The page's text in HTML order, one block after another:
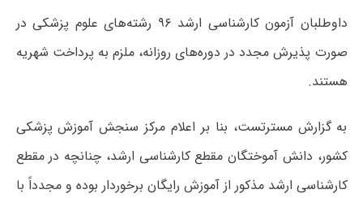
داوطلبان آزمون کارشناسی ارشد ۹۶ رشته‌های علوم پزشکی در
صورت پذیرش مجدد در دوره‌های روزانه، ملزم به پرداخت شهریه
هستند.
به گزارش مسترتست، بنا بر اعلام مرکز سنجش آموزش پزشکی
کشور، دانش آموختگان مقطع کارشناسی ارشد، چنانچه در مقطع
کارشناسی ارشد مذکور از آموزش رایگان برخوردار بوده و مجدداً با